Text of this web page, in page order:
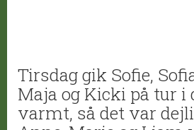
Tirsdag gik Sofie,
Maja og Kicki på tur i
varmt, så det var